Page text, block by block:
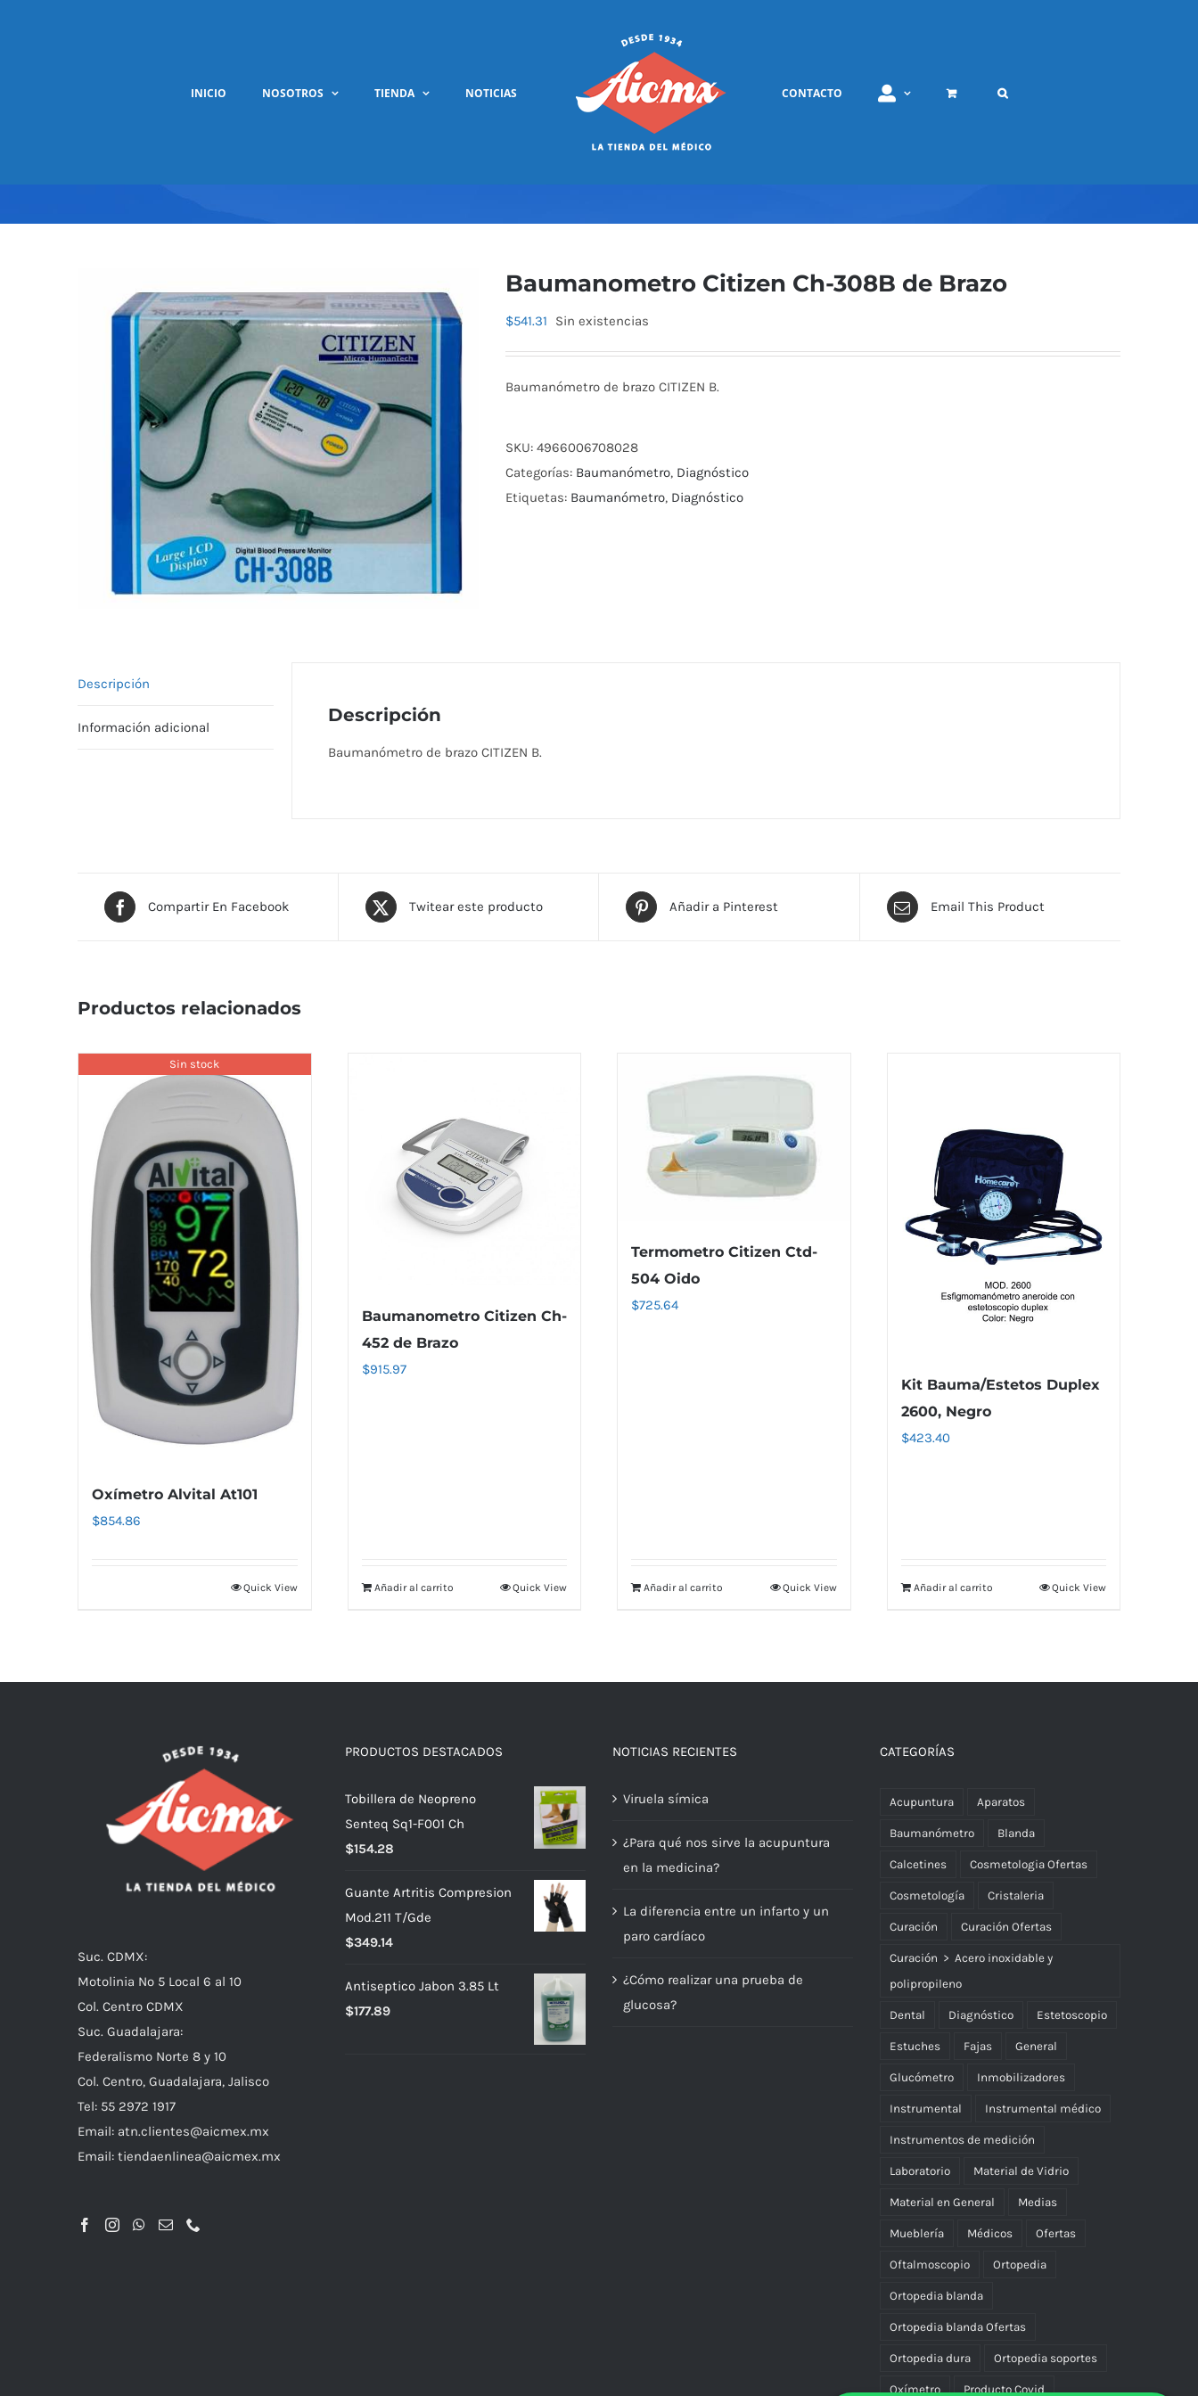
INICIO NOSOTROS TIENDA NOTICIAS CONTACTO
Baumanometro Citizen Ch-308B de Brazo
$541.31 Sin existencias
Baumanómetro de brazo CITIZEN B.
SKU: 4966006708028
Categorías: Baumanómetro, Diagnóstico
Etiquetas: Baumanómetro, Diagnóstico
Descripción
Información adicional
Descripción
Baumanómetro de brazo CITIZEN B.
Compartir En Facebook Twitear este producto Añadir a Pinterest Email This Product
Productos relacionados
Sin stock
Oxímetro Alvital At101
$854.86
Quick View
Baumanometro Citizen Ch-
452 de Brazo
$915.97
Añadir al carrito Quick View
Termometro Citizen Ctd-
504 Oido
$725.64
Añadir al carrito Quick View
Kit Bauma/Estetos Duplex
2600, Negro
$423.40
Añadir al carrito Quick View
Suc. CDMX:
Motolinia No 5 Local 6 al 10
Col. Centro CDMX
Suc. Guadalajara:
Federalismo Norte 8 y 10
Col. Centro, Guadalajara, Jalisco
Tel: 55 2972 1917
Email: atn.clientes@aicmex.mx
Email: tiendaenlinea@aicmex.mx
PRODUCTOS DESTACADOS
Tobillera de Neopreno
Senteq Sq1-F001 Ch
$154.28
Guante Artritis Compresion
Mod.211 T/Gde
$349.14
Antiseptico Jabon 3.85 Lt
$177.89
NOTICIAS RECIENTES
Viruela símica
¿Para qué nos sirve la acupuntura
en la medicina?
La diferencia entre un infarto y un
paro cardíaco
¿Cómo realizar una prueba de
glucosa?
CATEGORÍAS
Acupuntura Aparatos
Baumanómetro Blanda
Calcetines Cosmetologia Ofertas
Cosmetología Cristaleria
Curación Curación Ofertas
Curación > Acero inoxidable y
polipropileno
Dental Diagnóstico Estetoscopio
Estuches Fajas General
Glucómetro Inmobilizadores
Instrumental Instrumental médico
Instrumentos de medición
Laboratorio Material de Vidrio
Material en General Medias
Mueblería Médicos Ofertas
Oftalmoscopio Ortopedia
Ortopedia blanda
Ortopedia blanda Ofertas
Ortopedia dura Ortopedia soportes
Oxímetro Producto Covid